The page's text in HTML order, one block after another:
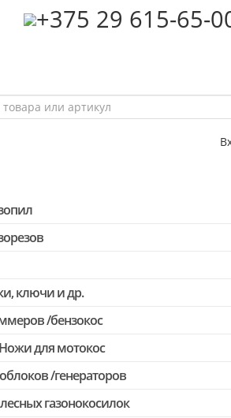
‎+375 29 615-65-
Stihl
Husqvarna, Partner
бензопил
Oleo-mac, Echo и др.
ключи и др.
/бензокос
триммеров
Stihl /Husqvarna /Oleo-mac /Echo и др.
для мотокос
/генераторов
газонокосилок